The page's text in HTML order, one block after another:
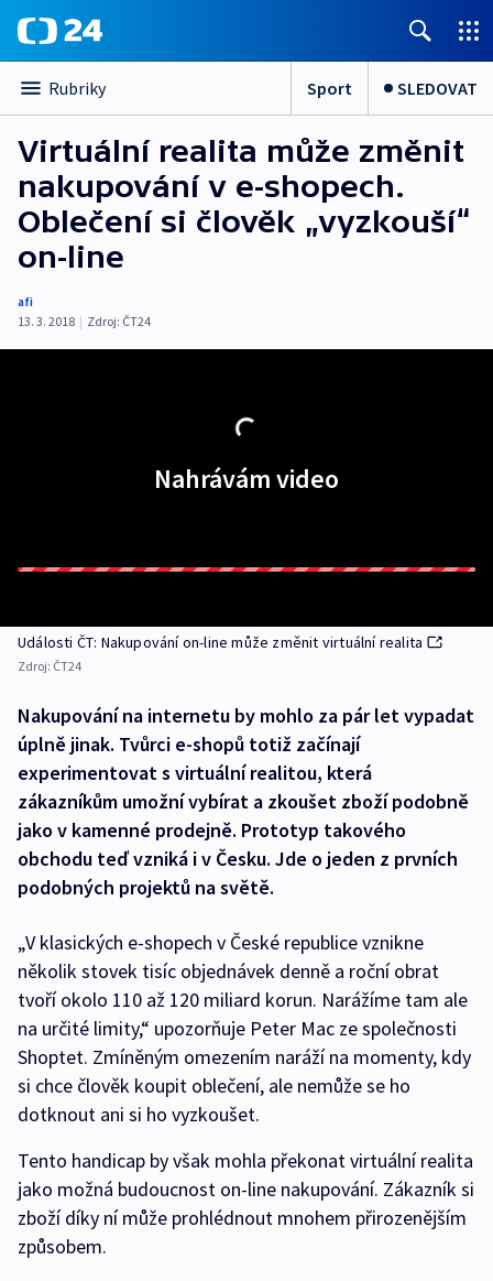
Rubriky Sport SLEDOVAT
Virtuální realita může změnit
nakupování v e-shopech.
Oblečení si člověk „vyzkouší“
on-line
afi
13. 3. 2018 | Zdroj: ČT24
Nahrávám video
Události ČT: Nakupování on-line může změnit virtuální realita
Zdroj: ČT24
Nakupování na internetu by mohlo za pár let vypadat
úplně jinak. Tvůrci e-shopů totiž začínají
experimentovat s virtuální realitou, která
zákazníkům umožní vybírat a zkoušet zboží podobně
jako v kamenné prodejně. Prototyp takového
obchodu teď vzniká i v Česku. Jde o jeden z prvních
podobných projektů na světě.
„V klasických e-shopech v České republice vznikne
několik stovek tisíc objednávek denně a roční obrat
tvoří okolo 110 až 120 miliard korun. Narážíme tam ale
na určité limity,“ upozorňuje Peter Mac ze společnosti
Shoptet. Zmíněným omezením naráží na momenty, kdy
si chce člověk koupit oblečení, ale nemůže se ho
dotknout ani si ho vyzkoušet.
Tento handicap by však mohla překonat virtuální realita
jako možná budoucnost on-line nakupování. Zákazník si
zboží díky ní může prohlédnout mnohem přirozenějším
způsobem.